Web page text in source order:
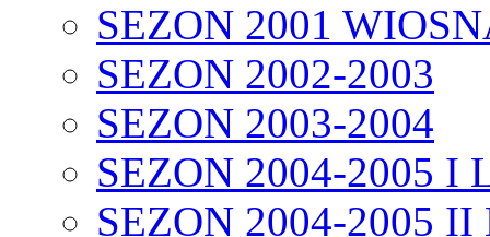
SEZON 2001
SEZON 2002-2003
SEZON 2003-2004
SEZON 2004-2005 I
SEZON 2004-2005